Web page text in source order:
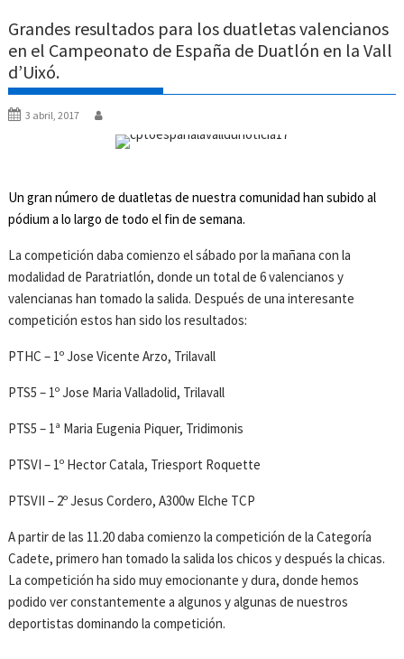
Grandes resultados para los duatletas valencianos
en el Campeonato de España de Duatlón en la Vall
d’Uixó.
3 abril, 2017
Un gran número de duatletas de nuestra comunidad han subido al
pódium a lo largo de todo el fin de semana.
La competición daba comienzo el sábado por la mañana con la
modalidad de Paratriatlón, donde un total de 6 valencianos y
valencianas han tomado la salida. Después de una interesante
competición estos han sido los resultados:
PTHC – 1º Jose Vicente Arzo, Trilavall
PTS5 – 1º Jose Maria Valladolid, Trilavall
PTS5 – 1ª Maria Eugenia Piquer, Tridimonis
PTSVI – 1º Hector Catala, Triesport Roquette
PTSVII – 2º Jesus Cordero, A300w Elche TCP
A partir de las 11.20 daba comienzo la competición de la Categoría
Cadete, primero han tomado la salida los chicos y después la chicas.
La competición ha sido muy emocionante y dura, donde hemos
podido ver constantemente a algunos y algunas de nuestros
deportistas dominando la competición.